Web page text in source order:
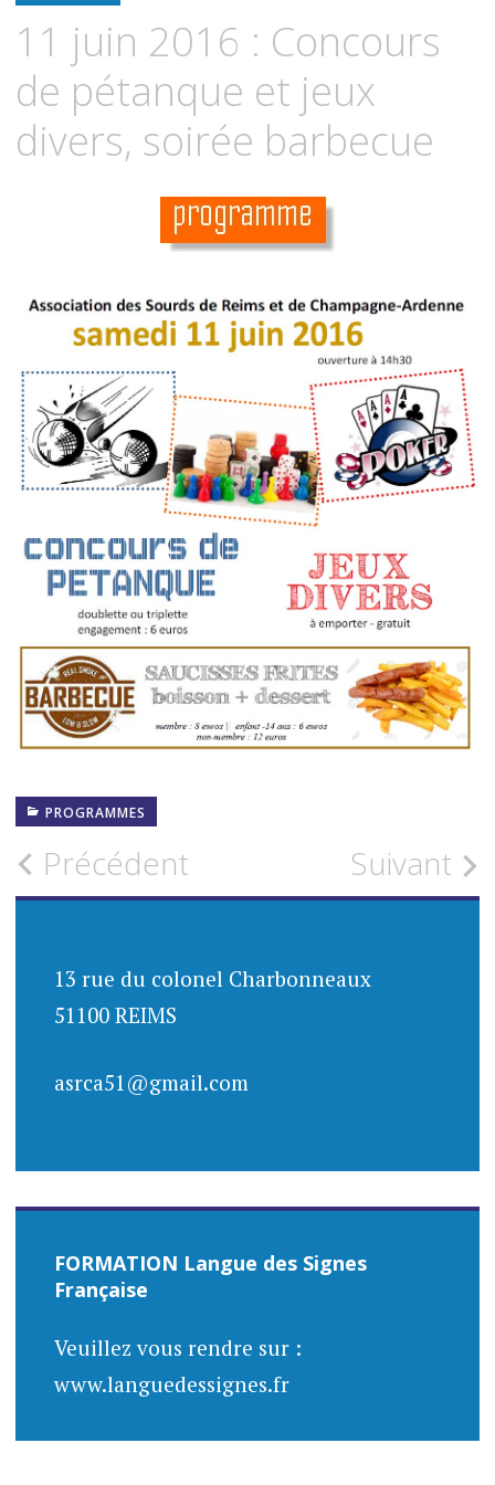
principal
11 juin 2016 : Concours
de pétanque et jeux
divers, soirée barbecue
PROGRAMMES
Navigation
des
articles
Précédent Suivant
13 rue du colonel Charbonneaux
51100 REIMS
asrca51@gmail.com
FORMATION Langue des Signes
Française
Veuillez vous rendre sur :
www.languedessignes.fr